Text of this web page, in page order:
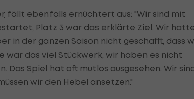
fällt ebenfalls ernüchtert aus: "Wir sind mit
Platz 3 war das erklärte Ziel. Wir
in der ganzen Saison nicht geschafft, dass
war das viel Stückwerk, wir haben es nicht
Das Spiel hat oft mutlos ausgesehen. Wir
wir den Hebel ansetzen."